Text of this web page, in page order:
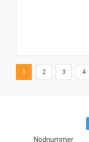
1 2 3 4
Nödnummer